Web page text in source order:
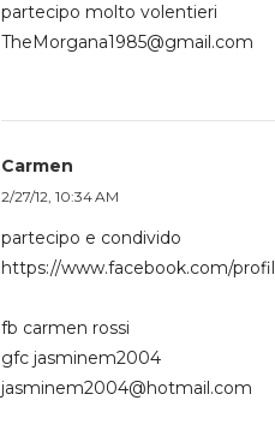
partecipo molto volentieri
TheMorgana1985@gmail.com
Carmen
2/27/12, 10:34 AM
partecipo e condivido
https://www.facebook.com/
fb carmen rossi
gfc jasminem2004
jasminem2004@hotmail.com